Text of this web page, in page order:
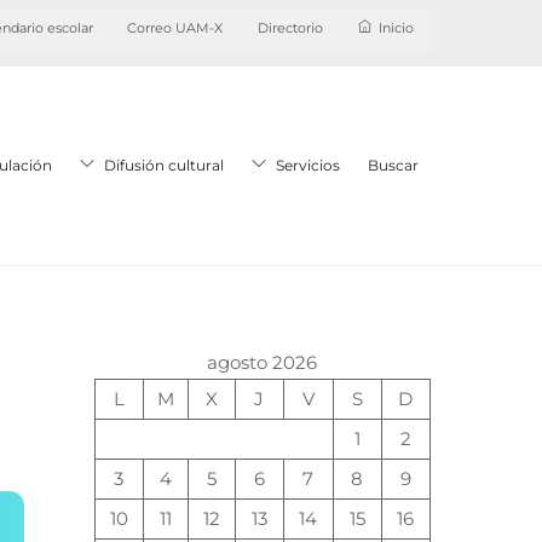
escolar Correo UAM-X Directorio Inicio
Difusión cultural Servicios Buscar
agosto 2026
L
M X J V S
D
1
2
3
4 5 6 7 8
9
10
11 12 13 14 15 16